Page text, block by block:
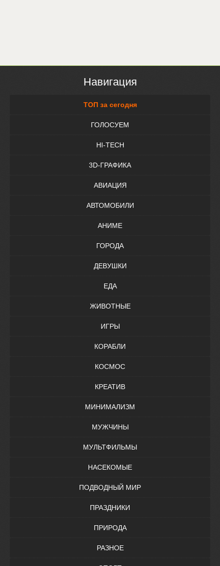
Навигация
ТОП за сегодня
ГОЛОСУЕМ
HI-TECH
3D-ГРАФИКА
АВИАЦИЯ
АВТОМОБИЛИ
АНИМЕ
ГОРОДА
ДЕВУШКИ
ЕДА
ЖИВОТНЫЕ
ИГРЫ
КОРАБЛИ
КОСМОС
КРЕАТИВ
МИНИМАЛИЗМ
МУЖЧИНЫ
МУЛЬТФИЛЬМЫ
НАСЕКОМЫЕ
ПОДВОДНЫЙ МИР
ПРАЗДНИКИ
ПРИРОДА
РАЗНОЕ